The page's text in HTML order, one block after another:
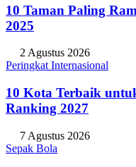
10 Taman Paling
2025
2 Agustus 2026
Peringkat Internasional
10 Kota Terbaik
Ranking 2027
7 Agustus 2026
Sepak Bola